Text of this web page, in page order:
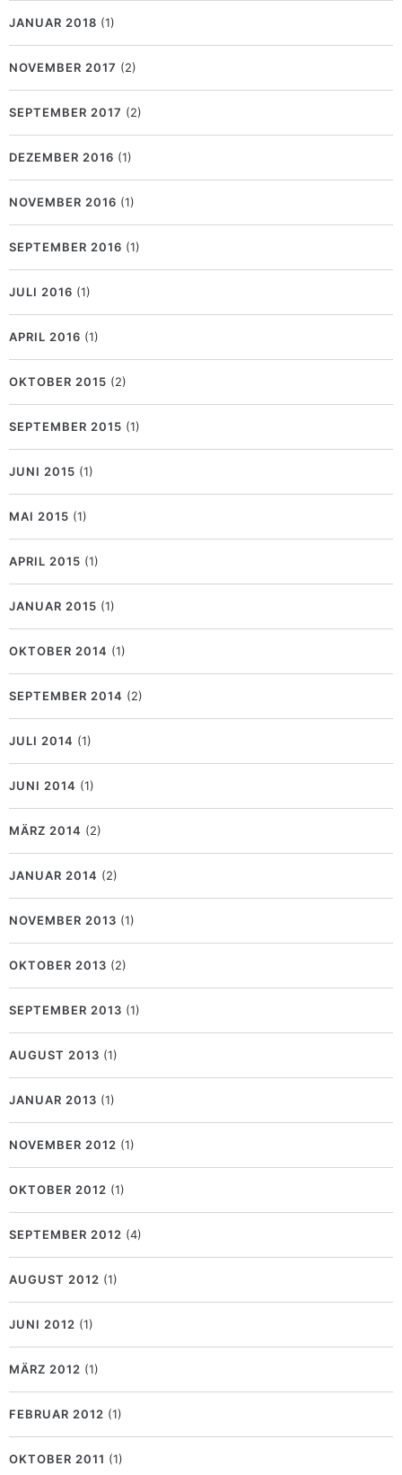
JANUAR 2018 (1)
NOVEMBER 2017 (2)
SEPTEMBER 2017 (2)
DEZEMBER 2016 (1)
NOVEMBER 2016 (1)
SEPTEMBER 2016 (1)
JULI 2016 (1)
APRIL 2016 (1)
OKTOBER 2015 (2)
SEPTEMBER 2015 (1)
JUNI 2015 (1)
MAI 2015 (1)
APRIL 2015 (1)
JANUAR 2015 (1)
OKTOBER 2014 (1)
SEPTEMBER 2014 (2)
JULI 2014 (1)
JUNI 2014 (1)
MÄRZ 2014 (2)
JANUAR 2014 (2)
NOVEMBER 2013 (1)
OKTOBER 2013 (2)
SEPTEMBER 2013 (1)
AUGUST 2013 (1)
JANUAR 2013 (1)
NOVEMBER 2012 (1)
OKTOBER 2012 (1)
SEPTEMBER 2012 (4)
AUGUST 2012 (1)
JUNI 2012 (1)
MÄRZ 2012 (1)
FEBRUAR 2012 (1)
OKTOBER 2011 (1)